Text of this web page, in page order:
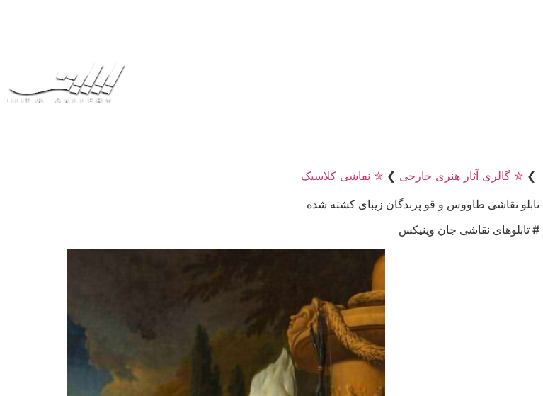
❯ ✮ گالری آثار هنری خارجی ❯ ✮ نقاشی کلاسیک
تابلو نقاشی طاووس و قو پرندگان زیبای کشته شده
# تابلوهای نقاشی جان وینیکس